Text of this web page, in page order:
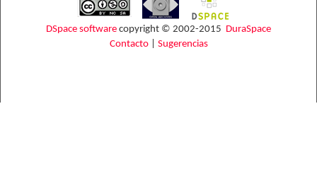
DSpace software copyright © 2002-2015 DuraSpace
Contacto| Sugerencias